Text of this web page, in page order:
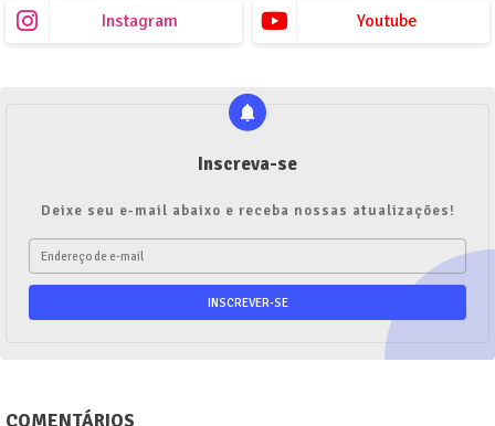
Instagram Youtube
Inscreva-se
Deixe seu e-mail abaixo e receba nossas atualizações!